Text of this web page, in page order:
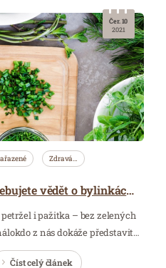
Zdravá…
Vše, co potřebujete vědět o bylinkách a jak je využít v kuchyni
i pažitka – bez zelených
z nás dokáže představit…
Číst celý článek
Čer. 10
2021